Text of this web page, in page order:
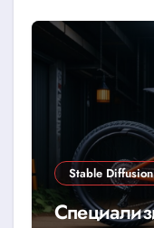
Stable Diffusion